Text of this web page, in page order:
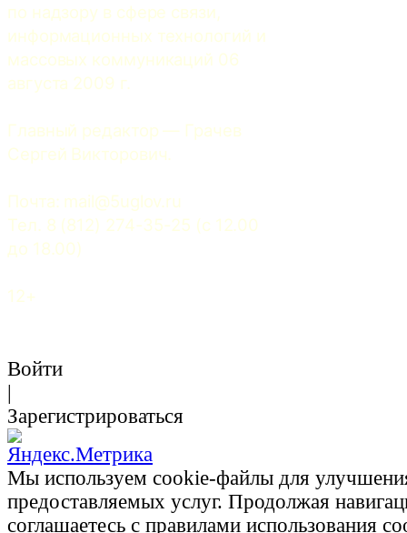
по надзору в сфере связи,
информационных технологий и
массовых коммуникаций 06
августа 2009 г.
Главный редактор — Грачев
Сергей Викторович.
Почта: mail@5uglov.ru
Тел. 8 (812) 274-35-25 (c 12.00
до 18.00)
12+
Войти
Зарегистрироваться
Мы используем cookie-файлы для
предоставляемых услуг. Продолжая
соглашаетесь с правилами использования